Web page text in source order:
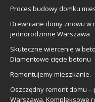
Proces budowy domku
Drewniane domy znowu w
jednorodzinne Warszawa
Skuteczne wiercenie w
Diamentowe cięcie betonu
Remontujemy mieszkanie.
Oszczędny remont domu
Warszawa. Kompleksowe